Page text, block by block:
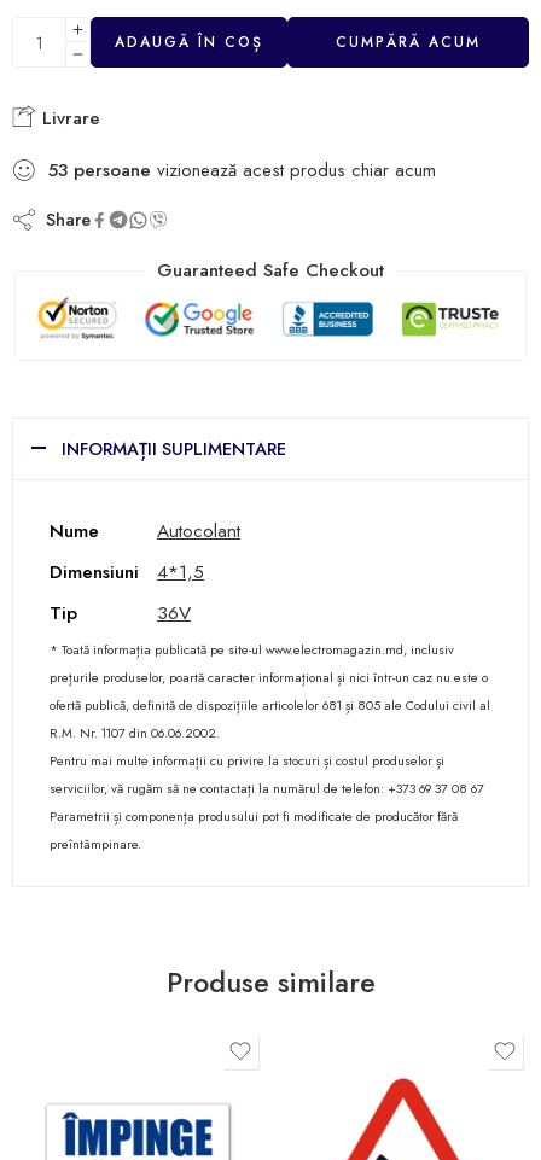
ADAUGĂ ÎN COȘ CUMPĂRĂ ACUM
Livrare
53 persoane vizionează acest produs chiar acum
Share
Guaranteed Safe Checkout
INFORMAȚII SUPLIMENTARE
Nume
Autocolant
Dimensiuni
4*1,5
Tip
36V
* Toată informația publicată pe site-ul www.electromagazin.md, inclusiv
prețurile produselor, poartă caracter informațional și nici într-un caz nu este o
ofertă publică, definită de dispozițiile articolelor 681 și 805 ale Codului civil al
R.M. Nr. 1107 din 06.06.2002.
Pentru mai multe informații cu privire la stocuri și costul produselor și
serviciilor, vă rugăm să ne contactați la numărul de telefon: +373 69 37 08 67
Parametrii și componența produsului pot fi modificate de producător fără
preîntâmpinare.
Produse similare